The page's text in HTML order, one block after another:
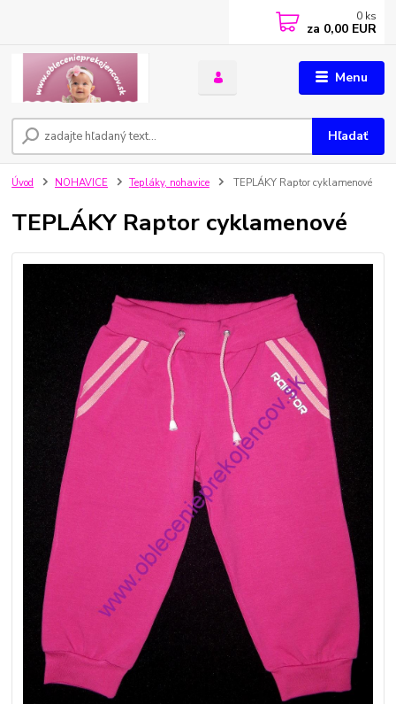
Menu
Hľadať
0 ks
za 0,00 EUR
Úvod NOHAVICE Tepláky, nohavice TEPLÁKY Raptor cyklamenové
TEPLÁKY Raptor cyklamenové